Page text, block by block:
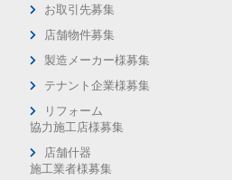
お取引先募集
店舗物件募集
製造メーカー様募集
テナント企業様募集
リフォーム
協力施工店様募集
店舗什器
施工業者様募集